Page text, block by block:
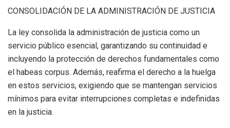
CONSOLIDACIÓN DE LA ADMINISTRACIÓN DE JUSTICIA
La ley consolida la administración de justicia como un
servicio público esencial, garantizando su continuidad e
incluyendo la protección de derechos fundamentales como
el habeas corpus. Además, reafirma el derecho a la huelga
en estos servicios, exigiendo que se mantengan servicios
mínimos para evitar interrupciones completas e indefinidas
en la justicia.